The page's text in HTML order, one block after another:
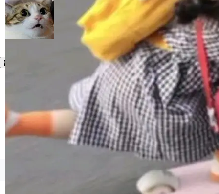
工具选型手册》发布，Testin云测的Testin XAge
nt智能测试系统入选AI测试领域代表产品。对CI
O而言，这提示了一个转变：AI测试正在从效率
工具升级为企业的质量基础设施。 CIO面对的新
现实 过去两年，CIO们的焦虑清单上多了两项：
一是如何让大模型和智能体应用安全地从PoC走
向生产，二是如何让测试团队跟得上AI应用...
鲜——代数数据类型（ADT），尤其是和类型
（sum type）。但他说清楚了一件事：这不是类
型系统的学术体操，是日常编码的思维方式。 文
章从一个简单的例子切入。一个网站的深色主题
设置，如果用布尔值 + 可空字段来表示——bool
ean 表示是否可切换，nullable 的默认模式、浅
色方案、深色方案——会产生大量无意义的组
合。方案缺了、配置冲突了、全 null 了。要知道
哪些组合有效，作者说，你得靠"文档、校验、或
者部落知识"。 换个写法。Rust 的 enum，两个
变体：Switchable...
京ICP备2025119063号